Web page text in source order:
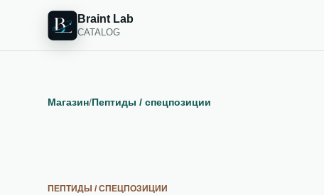
Braint Lab
CATALOG
Магазин/Пептиды / спецпозиции
ПЕПТИДЫ / СПЕЦПОЗИЦИИ